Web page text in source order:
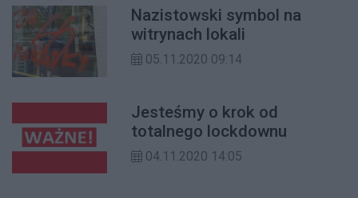
Nazistowski symbol na
witrynach lokali
05.11.2020 09:14
Jesteśmy o krok od
totalnego lockdownu
04.11.2020 14:05